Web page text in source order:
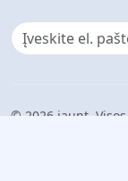
© 2026 jaunt.